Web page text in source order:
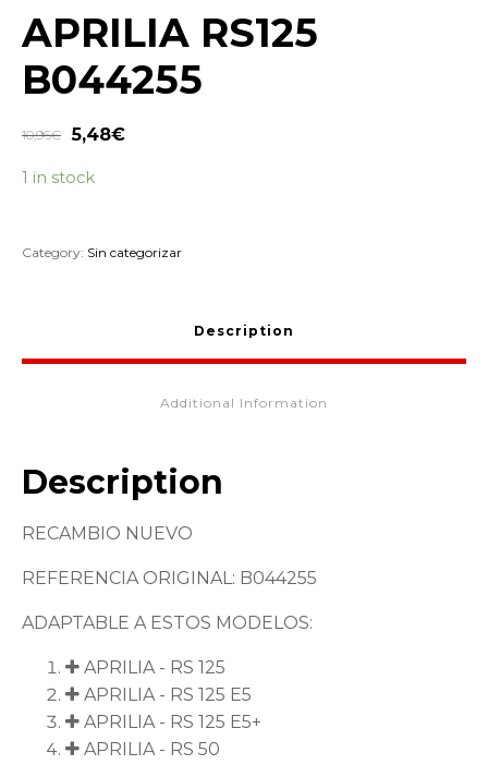
APRILIA RS125
B044255
10,96€ 5,48€
1 in stock
Category: Sin categorizar
Description
Additional Information
Description
RECAMBIO NUEVO
REFERENCIA ORIGINAL: B044255
ADAPTABLE A ESTOS MODELOS:
APRILIA - RS 125
APRILIA - RS 125 E5
APRILIA - RS 125 E5+
APRILIA - RS 50